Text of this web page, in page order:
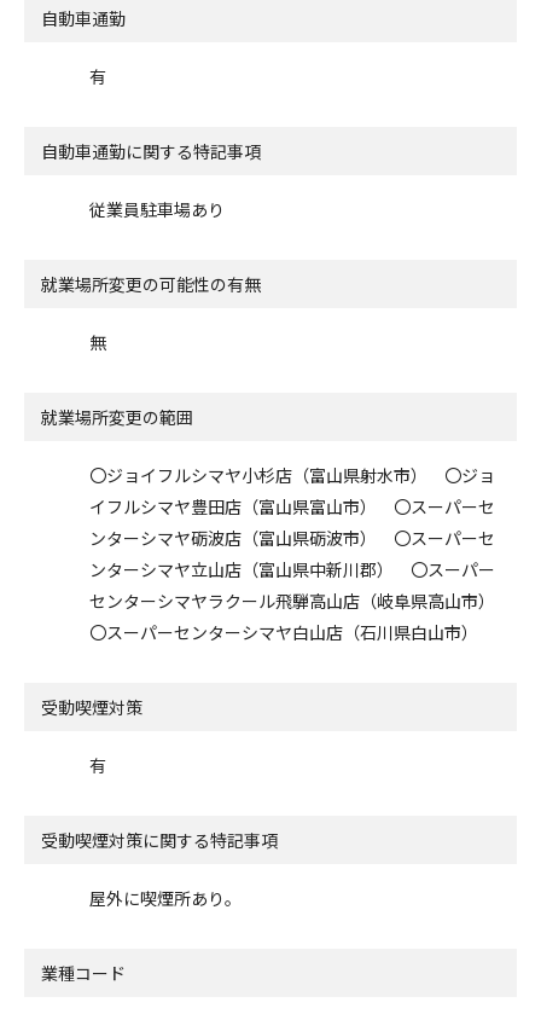
自動車通勤
有
自動車通勤に関する特記事項
従業員駐車場あり
就業場所変更の可能性の有無
無
就業場所変更の範囲
〇ジョイフルシマヤ小杉店（富山県射水市） 〇ジョ
イフルシマヤ豊田店（富山県富山市） 〇スーパーセ
ンターシマヤ砺波店（富山県砺波市） 〇スーパーセ
ンターシマヤ立山店（富山県中新川郡） 〇スーパー
センターシマヤラクール飛騨高山店（岐阜県高山市）
〇スーパーセンターシマヤ白山店（石川県白山市）
受動喫煙対策
有
受動喫煙対策に関する特記事項
屋外に喫煙所あり。
業種コード